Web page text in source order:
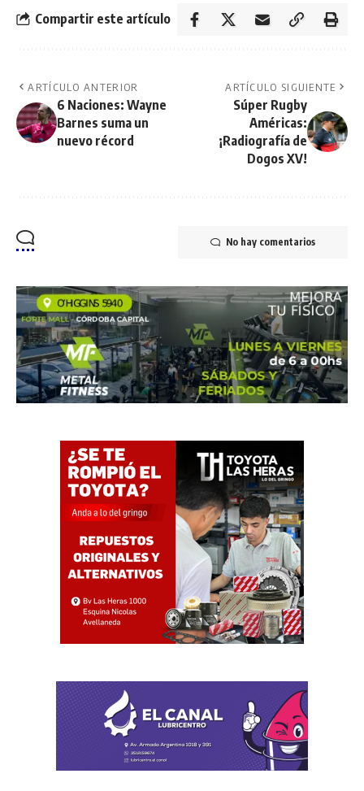
Compartir este artículo
ARTÍCULO ANTERIOR
6 Naciones: Wayne
Barnes suma un
nuevo récord
ARTÍCULO SIGUIENTE
Súper Rugby
Américas:
¡Radiografía de
Dogos XV!
No hay comentarios